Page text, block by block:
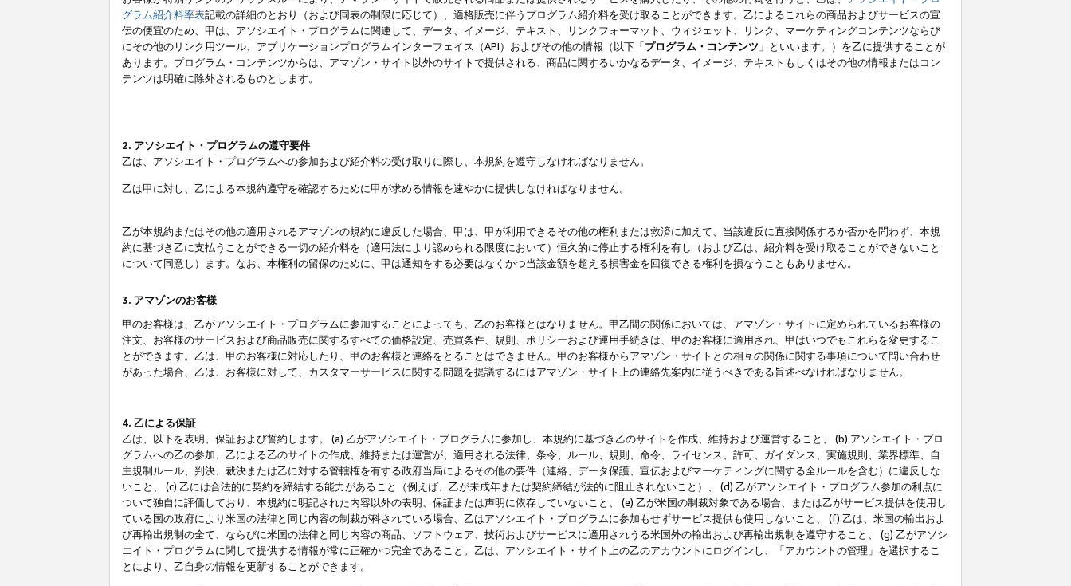
グラム紹介料率表記載の詳細のとおり（および同表の制限に応じて）、適格販売に伴うプログラム紹介料を受け取ることができます。乙によるこれらの商品およびサービスの宣
伝の便宜のため、甲は、アソシエイト・プログラムに関連して、データ、イメージ、テキスト、リンクフォーマット、ウィジェット、リンク、マーケティングコンテンツならび
にその他のリンク用ツール、アプリケーションプログラムインターフェイス（API）およびその他の情報（以下「プログラム・コンテンツ 」といいます。）を乙に提供することが
あります。プログラム・コンテンツからは、アマゾン・サイト以外のサイトで提供される、商品に関するいかなるデータ、イメージ、テキストもしくはその他の情報またはコン
テンツは明確に除外されるものとします。
2. アソシエイト・プログラムの遵守要件
乙は、アソシエイト・プログラムへの参加および紹介料の受け取りに際し、本規約を遵守しなければなりません。
乙は甲に対し、乙による本規約遵守を確認するために甲が求める情報を速やかに提供しなければなりません。
乙が本規約またはその他の適用されるアマゾンの規約に違反した場合、甲は、甲が利用できるその他の権利または救済に加えて、当該違反に直接関係するか否かを問わず、本規
約に基づき乙に支払うことができる一切の紹介料を（適用法により認められる限度において）恒久的に停止する権利を有し（および乙は、紹介料を受け取ることができないこと
について同意し）ます。なお、本権利の留保のために、甲は通知をする必要はなくかつ当該金額を超える損害金を回復できる権利を損なうこともありません。
3. アマゾンのお客様
甲のお客様は、乙がアソシエイト・プログラムに参加することによっても、乙のお客様とはなりません。甲乙間の関係においては、アマゾン・サイトに定められているお客様の
注文、お客様のサービスおよび商品販売に関するすべての価格設定、売買条件、規則、ポリシーおよび運用手続きは、甲のお客様に適用され、甲はいつでもこれらを変更するこ
とができます。乙は、甲のお客様に対応したり、甲のお客様と連絡をとることはできません。甲のお客様からアマゾン・サイトとの相互の関係に関する事項について問い合わせ
があった場合、乙は、お客様に対して、カスタマーサービスに関する問題を提議するにはアマゾン・サイト上の連絡先案内に従うべきである旨述べなければなりません。
4. 乙による保証
乙は、以下を表明、保証および誓約します。 (a) 乙がアソシエイト・プログラムに参加し、本規約に基づき乙のサイトを作成、維持および運営すること、 (b) アソシエイト・プロ
グラムへの乙の参加、乙による乙のサイトの作成、維持または運営が、適用される法律、条令、ルール、規則、命令、ライセンス、許可、ガイダンス、実施規則、業界標準、自
主規制ルール、判決、裁決または乙に対する管轄権を有する政府当局によるその他の要件（連絡、データ保護、宣伝およびマーケティングに関する全ルールを含む）に違反しな
いこと、 (c) 乙には合法的に契約を締結する能力があること（例えば、乙が未成年または契約締結が法的に阻止されないこと）、 (d) 乙がアソシエイト・プログラム参加の利点に
ついて独自に評価しており、本規約に明記された内容以外の表明、保証または声明に依存していないこと、 (e) 乙が米国の制裁対象である場合、または乙がサービス提供を使用し
ている国の政府により米国の法律と同じ内容の制裁が科されている場合、乙はアソシエイト・プログラムに参加もせずサービス提供も使用しないこと、 (f) 乙は、米国の輸出およ
び再輸出規制の全て、ならびに米国の法律と同じ内容の商品、ソフトウェア、技術およびサービスに適用されうる米国外の輸出および再輸出規制を遵守すること、 (g) 乙がアソシ
エイト・プログラムに関して提供する情報が常に正確かつ完全であること。乙は、アソシエイト・サイト上の乙のアカウントにログインし、「アカウントの管理」を選択するこ
とにより、乙自身の情報を更新することができます。